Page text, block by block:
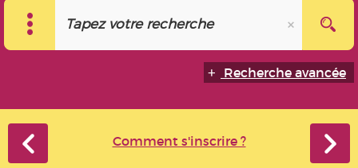
Recherche avancée
Comment s'inscrire ?